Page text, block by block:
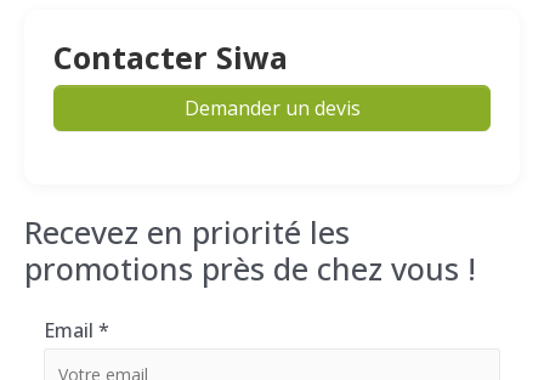
Contacter Siwa
Demander un devis
Recevez en priorité les
promotions près de chez vous !
Email *